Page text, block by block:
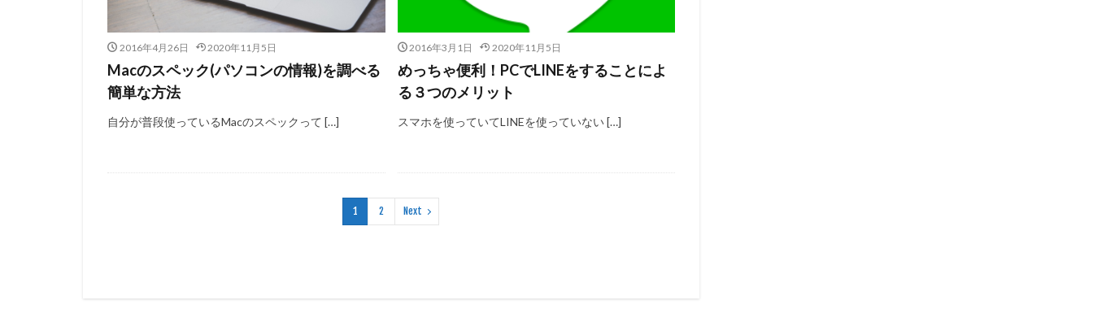
2016年4月26日 2020年11月5日
Macのスペック(パソコンの情報)を調べる
簡単な方法
自分が普段使っているMacのスペックって […]
2016年3月1日 2020年11月5日
めっちゃ便利！PCでLINEをすることによ
る３つのメリット
スマホを使っていてLINEを使っていない […]
1 2 Next